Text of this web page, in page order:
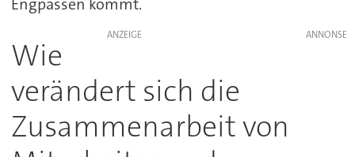
ANZEIGE
Wie
verändert sich die
Zusammenarbeit von